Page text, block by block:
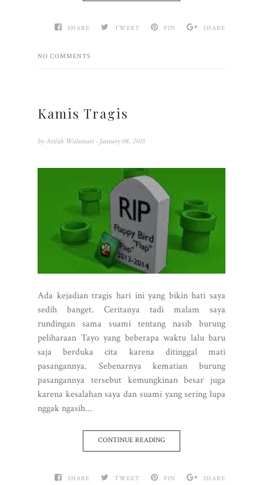
SHARE TWEET PIN SHARE
NO COMMENTS
Kamis Tragis
by Arifah Wulansari - January 08, 2015
Ada kejadian tragis hari ini yang bikin hati saya
sedih banget. Ceritanya tadi malam saya
rundingan sama suami tentang nasib burung
peliharaan Tayo yang beberapa waktu lalu baru
saja berduka cita karena ditinggal mati
pasangannya. Sebenarnya kematian burung
pasangannya tersebut kemungkinan besar juga
karena kesalahan saya dan suami yang sering lupa
nggak ngasih...
CONTINUE READING
SHARE TWEET PIN SHARE